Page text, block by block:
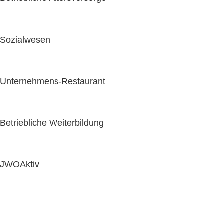
Sozialwesen
Unternehmens-Restaurant
Betriebliche Weiterbildung
JWOAktiv